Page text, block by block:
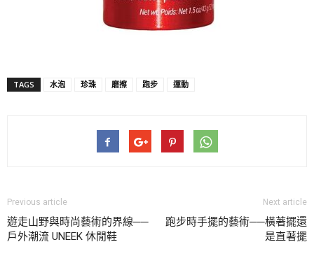
TAGS 水泡 珍珠 磨擦 跑步 運動
Previous article
遊走山野與時尚藝術的界線──
戶外潮流 UNEEK 休閒鞋
Next article
跑步時手擺的藝術──橫著擺還
是直著擺